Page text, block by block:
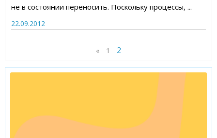
не в состоянии переносить. Поскольку процессы, ...
22.09.2012
« 1 2